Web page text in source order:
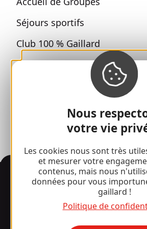
Nous
votre vie
Les cookies nous sont très
et mesurer votre
contenus, mais nous
données pour vous
gaillard !
Politique de
Séjours sportifs
Club 100 % Gaillard
Brive 100 % Evénement
Espace presse
Informations
Surpris par notre